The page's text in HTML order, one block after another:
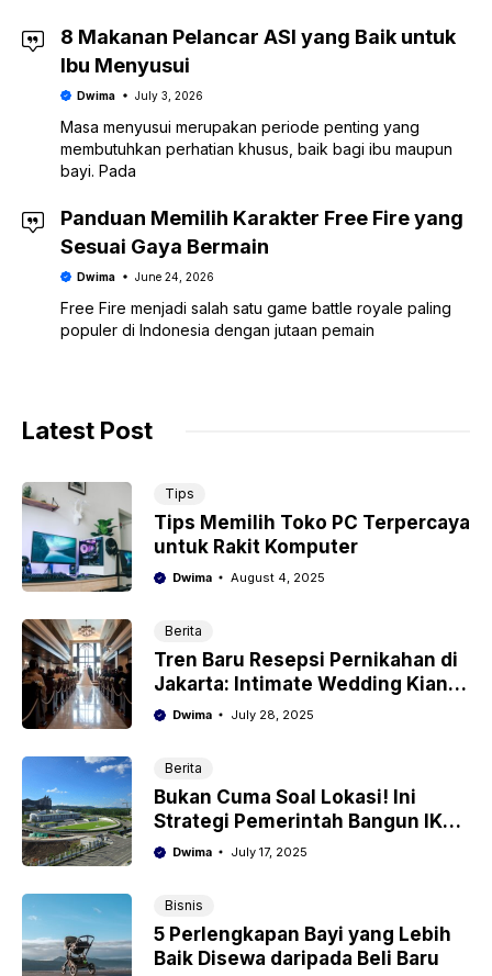
8 Makanan Pelancar ASI yang Baik untuk
Ibu Menyusui
Dwima July 3, 2026
Masa menyusui merupakan periode penting yang
membutuhkan perhatian khusus, baik bagi ibu maupun
bayi. Pada
Panduan Memilih Karakter Free Fire yang
Sesuai Gaya Bermain
Dwima June 24, 2026
Free Fire menjadi salah satu game battle royale paling
populer di Indonesia dengan jutaan pemain
Latest Post
Tips
Tips Memilih Toko PC Terpercaya
untuk Rakit Komputer
Dwima August 4, 2025
Berita
Tren Baru Resepsi Pernikahan di
Jakarta: Intimate Wedding Kian
Diminati Pasangan Muda
Dwima July 28, 2025
Berita
Bukan Cuma Soal Lokasi! Ini
Strategi Pemerintah Bangun IKN
di Kalimantan
Dwima July 17, 2025
Bisnis
5 Perlengkapan Bayi yang Lebih
Baik Disewa daripada Beli Baru